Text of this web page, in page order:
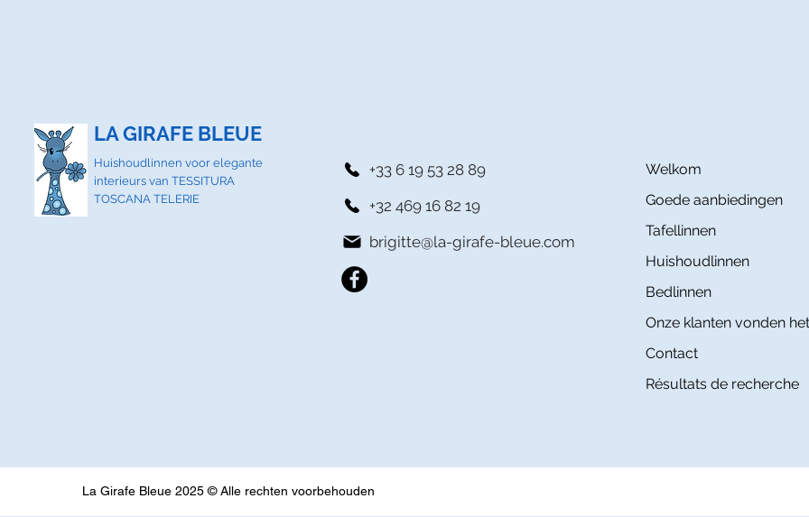
LA GIRAFE BLEUE
Huishoudlinnen voor elegante
interieurs van TESSITURA
TOSCANA TELERIE
+33 6 19 53 28 89
+32 469 16 82 19
brigitte@la-girafe-bleue.com
Welkom
Goede aanbiedingen
Tafellinnen
Huishoudlinnen
Bedlinnen
Onze klanten vonden
Contact
Résultats de recherche
La Girafe Bleue 2025 © Alle rechten voorbehouden